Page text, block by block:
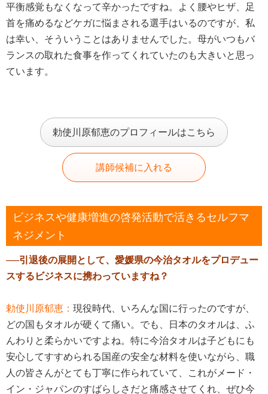
平衡感覚もなくなって辛かったですね。よく腰やヒザ、足
首を痛めるなどケガに悩まされる選手はいるのですが、私
は幸い、そういうことはありませんでした。母がいつもバ
ランスの取れた食事を作ってくれていたのも大きいと思っ
ています。
勅使川原郁恵のプロフィールはこちら
講師候補に入れる
ビジネスや健康増進の啓発活動で活きるセルフマ
ネジメント
──引退後の展開として、愛媛県の今治タオルをプロデュー
スするビジネスに携わっていますね？
勅使川原郁恵： 現役時代、いろんな国に行ったのですが、
どの国もタオルが硬くて痛い。でも、日本のタオルは、ふ
んわりと柔らかいですよね。特に今治タオルは子どもにも
安心してすすめられる国産の安全な材料を使いながら、職
人の皆さんがとても丁寧に作られていて、これがメード・
イン・ジャパンのすばらしさだと痛感させてくれ、ぜひ今